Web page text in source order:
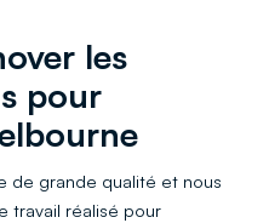
les
pour
de grande qualité et nous
travail réalisé pour